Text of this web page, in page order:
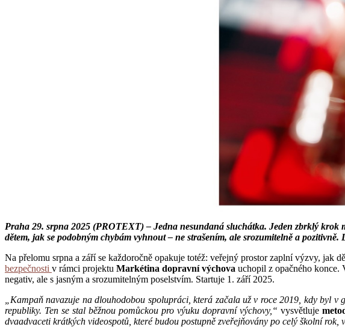
Praha 29. srpna 2025 (PROTEXT) – Jedna nesundaná sluchátka. Jeden zbrklý
dětem, jak se podobným chybám vyhnout – ne strašením, ale srozumitelně a
Na přelomu srpna a září se každoročně opakuje totéž: veřejný prostor zaplní výzvy, jak
bezpečnosti v rámci projektu Markétina dopravní výchova uchopil z opačného konce.
negativ, ale s jasným a srozumitelným poselstvím. Startuje 1. září 2025.
„Kampaň navazuje na dlouhodobou spolupráci, která začala už v roce 2019, kdy byl
republiky. Ten se stal běžnou pomůckou pro výuku dopravní výchovy,“ vysvětluje
dvaadvaceti krátkých videospotů, které budou postupně zveřejňovány po celý školní rok,